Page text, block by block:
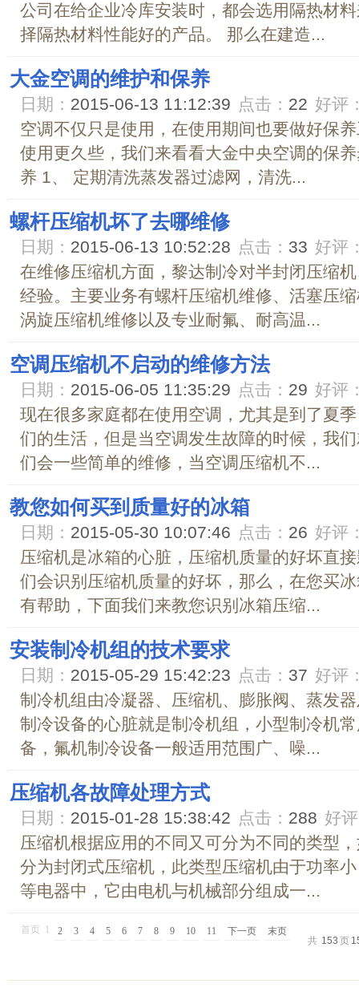
公司在给企业冷库安装时，都会选用隔热材
择隔热材料性能好的产品。 那么在建造...
大金空调的维护和保养
日期： 2015-06-13 11:12:39 点击： 22 好评
空调不仅只是使用，在使用期间也要做好保
使用更久些，我们来看看大金中央空调的保
养 1、 定期清洗蒸发器过滤网，清洗...
螺杆压缩机坏了去哪维修
日期： 2015-06-13 10:52:28 点击： 33 好评
在维修压缩机方面，黎达制冷对半封闭压缩
经验。主要业务有螺杆压缩机维修、活塞压
涡旋压缩机维修以及专业耐氟、耐高温...
空调压缩机不启动的维修方法
日期： 2015-06-05 11:35:29 点击： 29 好评
现在很多家庭都在使用空调，尤其是到了夏
们的生活，但是当空调发生故障的时候，我
们会一些简单的维修，当空调压缩机不...
教您如何买到质量好的冰箱
日期： 2015-05-30 10:07:46 点击： 26 好评
压缩机是冰箱的心脏，压缩机质量的好坏直
们会识别压缩机质量的好坏，那么，在您买
有帮助，下面我们来教您识别冰箱压缩...
安装制冷机组的技术要求
日期： 2015-05-29 15:42:23 点击： 37 好评
制冷机组由冷凝器、压缩机、膨胀阀、蒸发
制冷设备的心脏就是制冷机组，小型制冷机
备，氟机制冷设备一般适用范围广、噪...
压缩机各故障处理方式
日期： 2015-01-28 15:38:42 点击： 288 好
压缩机根据应用的不同又可分为不同的类型
分为封闭式压缩机，此类型压缩机由于功率
等电器中，它由电机与机械部分组成一...
共 153 页
首页 1 2 3 4 5 6 7 8 9 10 11 下一页 末页